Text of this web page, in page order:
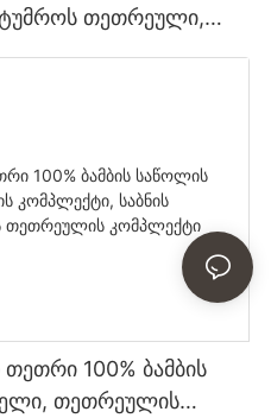
თეთრეული,
100% ბამბის
თეთრეულის